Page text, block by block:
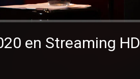
en Streaming HD